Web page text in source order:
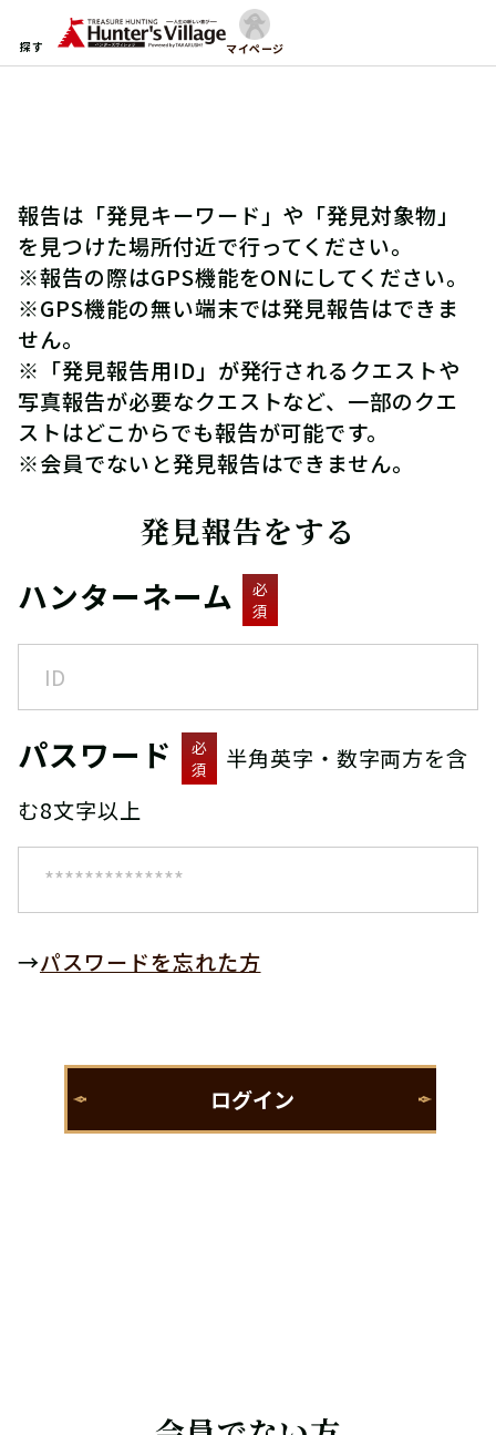
探す マイページ
報告は「発見キーワード」や「発見対象物」
を見つけた場所付近で行ってください。
※報告の際はGPS機能をONにしてください。
※GPS機能の無い端末では発見報告はできま
せん。
※「発見報告用ID」が発行されるクエストや
写真報告が必要なクエストなど、一部のクエ
ストはどこからでも報告が可能です。
※会員でないと発見報告はできません。
発見報告をする
ハンターネーム
必
須
パスワード
必
須
半角英字・数字両方を含
む8文字以上
→パスワードを忘れた方